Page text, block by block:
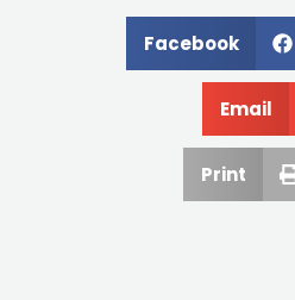
Facebook
Email
Print